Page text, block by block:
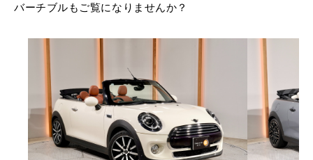
バーチブルもご覧になりませんか？